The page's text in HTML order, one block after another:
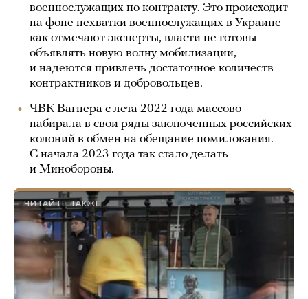
военнослужащих по контракту. Это происходит
на фоне нехватки военнослужащих в Украине —
как отмечают эксперты, власти не готовы
объявлять новую волну мобилизации,
и надеются привлечь достаточное количеств
контрактников и добровольцев.
ЧВК Вагнера с лета 2022 года массово
набирала в свои ряды заключенных российских
колоний в обмен на обещание помилования.
С начала 2023 года так стало делать
и Минобороны.
ЧИТАЙТЕ ТАКЖЕ